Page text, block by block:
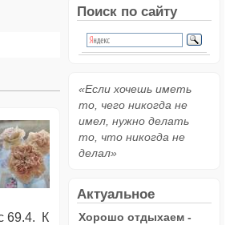
69.4. К
Поиск по сайту
«Если хочешь иметь
то, чего никогда не
имел, нужно делать
то, что никогда не
делал»
Актуальное
Хорошо отдыхаем -